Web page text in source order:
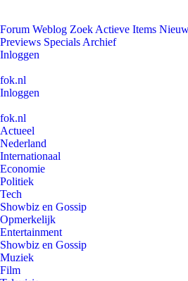
Forum Weblog Zoek Actieve Items
Previews Specials Archief
Inloggen
fok.nl
Inloggen
fok.nl
Actueel
Nederland
Internationaal
Economie
Politiek
Tech
Showbiz en Gossip
Opmerkelijk
Entertainment
Showbiz en Gossip
Muziek
Film